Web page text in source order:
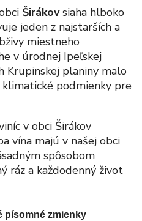
Širákovsiaha hlboko
jeden z najstarších a
miestneho
v úrodnej Ipeľskej
Krupinskej planiny malo
podmienky pre
v obci Širákov
vína majú v našej obci
spôsobom
ráz a každodenný život
písomné zmienky